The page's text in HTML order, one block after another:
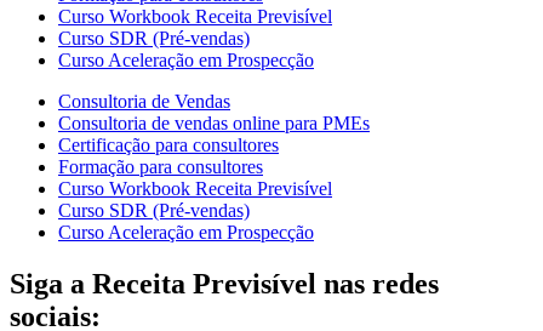
Curso Workbook Receita Previsível
Curso SDR (Pré-vendas)
Curso Aceleração em Prospecção
Consultoria de Vendas
Consultoria de vendas online para PMEs
Certificação para consultores
Formação para consultores
Curso Workbook Receita Previsível
Curso SDR (Pré-vendas)
Curso Aceleração em Prospecção
Siga a Receita Previsível nas redes
sociais: